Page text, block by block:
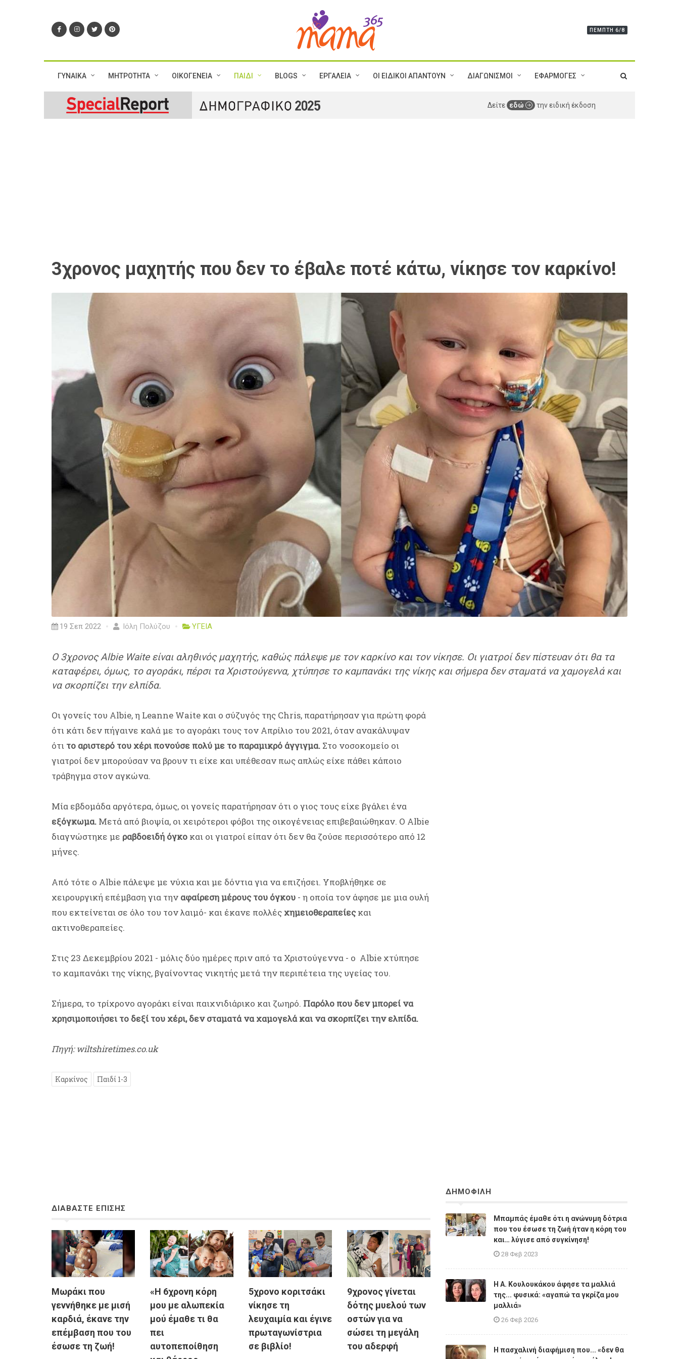
ΠΈΜΠΤΗ 6/8
ΓΥΝΑΙΚΑ ΜΗΤΡΟΤΗΤΑ ΟΙΚΟΓΕΝΕΙΑ ΠΑΙΔΙ BLOGS ΕΡΓΑΛΕΙΑ ΟΙ ΕΙΔΙΚΟΙ ΑΠΑΝΤΟΥΝ ΔΙΑΓΩΝΙΣΜΟΙ ΕΦΑΡΜΟΓΕΣ
Δείτε εδώ την ειδική έκδοση
3χρονος μαχητής που δεν το έβαλε ποτέ κάτω, νίκησε τον καρκίνο!
19 Σεπ 2022 Ιόλη Πολύζου ΥΓΕΙΑ
Ο 3χρονος Albie Waite είναι αληθινός μαχητής, καθώς πάλεψε με τον καρκίνο και τον νίκησε. Οι γιατροί δεν πίστευαν ότι θα τα
καταφέρει, όμως, το αγοράκι, πέρσι τα Χριστούγεννα, χτύπησε το καμπανάκι της νίκης και σήμερα δεν σταματά να χαμογελά και
να σκορπίζει την ελπίδα.
Οι γονείς του Albie, η Leanne Waite και ο σύζυγός της Chris, παρατήρησαν για πρώτη φορά
ότι κάτι δεν πήγαινε καλά με το αγοράκι τους τον Απρίλιο του 2021, όταν ανακάλυψαν
ότι το αριστερό του χέρι πονούσε πολύ με το παραμικρό άγγιγμα. Στο νοσοκομείο οι
γιατροί δεν μπορούσαν να βρουν τι είχε και υπέθεσαν πως απλώς είχε πάθει κάποιο
τράβηγμα στον αγκώνα.
Μία εβδομάδα αργότερα, όμως, οι γονείς παρατήρησαν ότι ο γιος τους είχε βγάλει ένα
εξόγκωμα. Μετά από βιοψία, οι χειρότεροι φόβοι της οικογένειας επιβεβαιώθηκαν. O Albie
διαγνώστηκε με ραβδοειδή όγκο και οι γιατροί είπαν ότι δεν θα ζούσε περισσότερο από 12
μήνες.
Από τότε ο Albie πάλεψε με νύχια και με δόντια για να επιζήσει. Υποβλήθηκε σε
χειρουργική επέμβαση για την αφαίρεση μέρους του όγκου - η οποία τον άφησε με μια ουλή
που εκτείνεται σε όλο του τον λαιμό- και έκανε πολλές χημειοθεραπείεςκαι
ακτινοθεραπείες.
Στις 23 Δεκεμβρίου 2021 - μόλις δύο ημέρες πριν από τα Χριστούγεννα - o Albie χτύπησε
το καμπανάκι της νίκης, βγαίνοντας νικητής μετά την περιπέτεια της υγείας του.
Σήμερα, το τρίχρονο αγοράκι είναι παιχνιδιάρικο και ζωηρό. Παρόλο που δεν μπορεί να
χρησιμοποιήσει το δεξί του χέρι, δεν σταματά να χαμογελά και να σκορπίζει την ελπίδα.
Πηγή: wiltshiretimes.co.uk
Καρκίνος Παιδί 1-3
ΔΙΑΒΑΣΤΕ ΕΠΙΣΗΣ
Μωράκι που
γεννήθηκε με μισή
καρδιά, έκανε την
επέμβαση που του
έσωσε τη ζωή!
«Η 6χρονη κόρη
μου με αλωπεκία
μού έμαθε τι θα
πει
αυτοπεποίθηση
5χρονο κοριτσάκι
νίκησε τη
λευχαιμία και έγινε
πρωταγωνίστρια
σε βιβλίο!
9χρονος γίνεται
δότης μυελού των
οστών για να
σώσει τη μεγάλη
του αδερφή
ΔΗΜΟΦΙΛΗ
Μπαμπάς έμαθε ότι η ανώνυμη δότρια
που του έσωσε τη ζωή ήταν η κόρη του
και… λύγισε από συγκίνηση!
28 Φεβ 2023
Η A. Κουλουκάκου άφησε τα μαλλιά
της... φυσικά: «αγαπώ τα γκρίζα μου
μαλλιά»
26 Φεβ 2026
Η πασχαλινή διαφήμιση που... «δεν θα